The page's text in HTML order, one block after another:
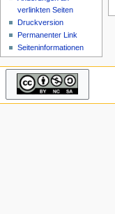
verlinkten Seiten
Druckversion
Permanenter Link
Seiten­­informationen